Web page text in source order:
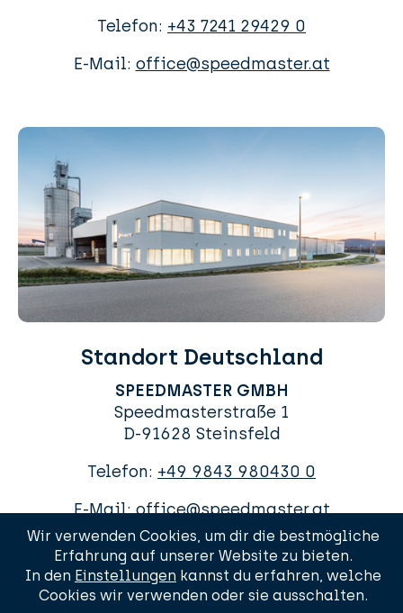
Telefon: +43 7241 29429 0
E-Mail: office@speedmaster.at
Standort Deutschland
SPEEDMASTER GMBH
Speedmasterstraße 1
D-91628 Steinsfeld
Telefon: +49 9843 980430 0
E-Mail:office@speedmaster.at
Wir verwenden Cookies, um dir die bestmögliche
Erfahrung auf unserer Website zu bieten.
In den Einstellungen kannst du erfahren, welche
Cookies wir verwenden oder sie ausschalten.